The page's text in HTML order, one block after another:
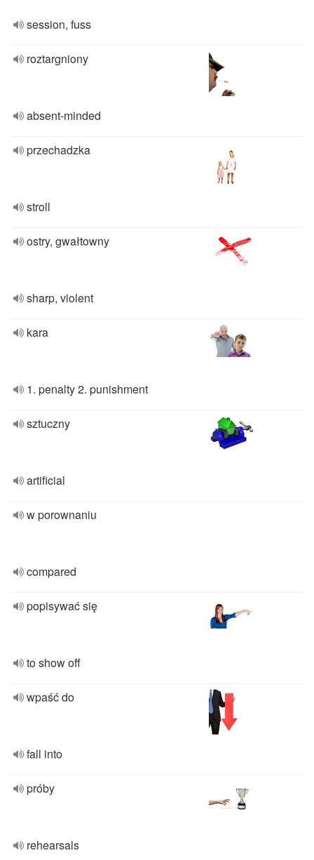
session, fuss
roztargniony
absent-minded
przechadzka
stroll
ostry, gwałtowny
sharp, violent
kara
1. penalty 2. punishment
sztuczny
artificial
w porownaniu
compared
popisywać się
to show off
wpaść do
fall into
próby
rehearsals